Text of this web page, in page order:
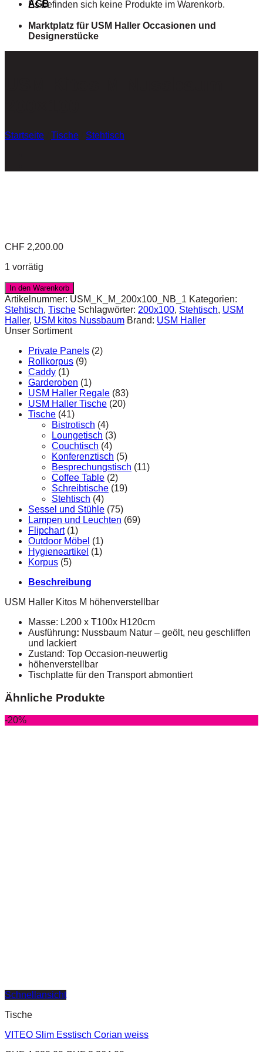
Es befinden sich keine Produkte im Warenkorb.
AGB
Marktplatz für USM Haller Occasionen und
Designerstücke
Startseite Tische Stehtisch
CHF 2,200.00
1 vorrätig
In den Warenkorb
Artikelnummer: USM_K_M_200x100_NB_1 Kategorien:
Stehtisch, Tische Schlagwörter: 200x100, Stehtisch, USM
Haller, USM kitos Nussbaum Brand: USM Haller
Unser Sortiment
Private Panels (2)
Rollkorpus (9)
Caddy (1)
Garderoben (1)
USM Haller Regale (83)
USM Haller Tische (20)
Tische (41)
Bistrotisch (4)
Loungetisch (3)
Couchtisch (4)
Konferenztisch (5)
Besprechungstisch (11)
Coffee Table (2)
Schreibtische (19)
Stehtisch (4)
Sessel und Stühle (75)
Lampen und Leuchten (69)
Flipchart (1)
Outdoor Möbel (1)
Hygieneartikel (1)
Korpus (5)
Beschreibung
USM Haller Kitos M höhenverstellbar
Masse: L200 x T100x H120cm
Ausführung: Nussbaum Natur – geölt, neu geschliffen
und lackiert
Zustand: Top Occasion-neuwertig
höhenverstellbar
Tischplatte für den Transport abmontiert
Ähnliche Produkte
-20%
Schnellansicht
Tische
VITEO Slim Esstisch Corian weiss